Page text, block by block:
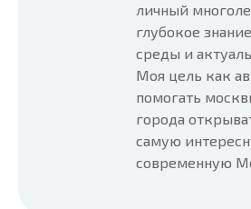
личный
глубокое
среды и
Моя цель как
помогать
города
самую
современную